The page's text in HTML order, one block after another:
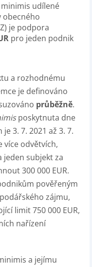
udílené
obecného
je podpora
pro jeden podnik
a rozhodnému
je definováno
průběžně.
poskytnuta dne
3. 7. 2021 až 3. 7.
více odvětvích,
subjekt za
300 000 EUR.
pověřeným
zájmu,
limit 750 000 EUR,
nařízení
a jejímu